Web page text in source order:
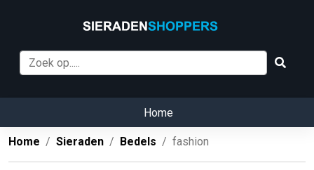
Home
Home Sieraden Bedels fashion